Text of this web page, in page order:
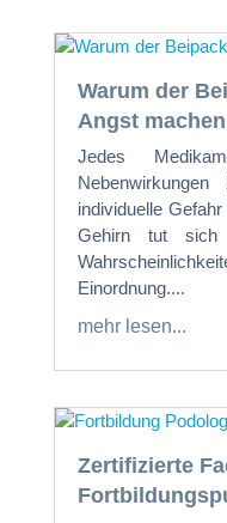
Warum der
Angst
Jedes
individuelle
Gehirn tut
Einordnung....
mehr lesen...
Zertifizierte